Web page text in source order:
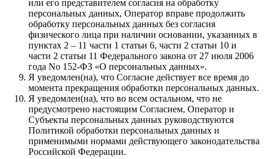
или его представителем согласия на обработку
персональных данных, Оператор вправе продолжить
обработку персональных данных без согласия
физического лица при наличии основании, указанных в
пунктах 2 – 11 части 1 статьи 6, части 2 статьи 10 и
части 2 статьи 11 Федерального закона от 27 июля 2006
года No 152-ФЗ «О персональных данных».
Я уведомлен(на), что Согласие действует все время до
момента прекращения обработки персональных данных.
Я уведомлен(на), что во всем остальном, что не
предусмотрено настоящим Согласием, Оператор и
Субъекты персональных данных руководствуются
Политикой обработки персональных данных и
применимыми нормами действующего законодательства
Российской Федерации.